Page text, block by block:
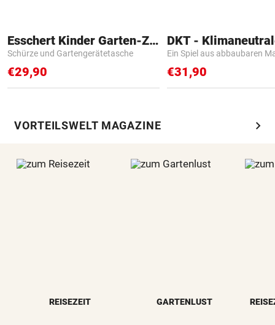
Esschert Kinder Garten-Zubehör
Schürze und Gartengerätetasche
€29,90
Ein Spiel aus abbaubaren
€31,90
VORTEILSWELT MAGAZINE chevron_right
REISEZEIT GARTENLUST